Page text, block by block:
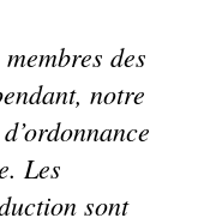
des
notre
Les
sont